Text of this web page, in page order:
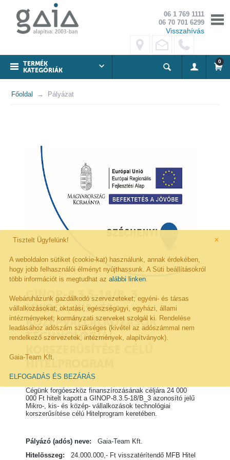
×
Tisztelt Ügyfelünk!
A weboldalon sütiket (cookie-kat) használunk, annak érdekében,
hogy jobb felhasználói élményt nyújthassunk. A Süti beállításokról
több információt is megtudhat az alábbi linken
Webáruházunk gazdálkodó szervezeteket; egyéni- és társas
vállalkozásokat; oktatási, egészségügyi, egyházi, állami
intézményeket; kormányzati szerveket szolgál ki. Rendelése
leadásához adószám szükséges (kivétel az adószámmal nem
rendelkező szervezetek, intézmények, alapítványok).
Gaia-Team Kft.
ELFOGADÁS ÉS BEZÁRÁS
06 1 769 1111
06 70 701 6299
Visszahívás
TERMÉK
KATEGÓRIÁK
0
Főoldal Pályázat
GINOP-8.3.5-18/B_3
MIKRO-, KIS- ÉS
KÖZÉPVÁLLALKOZÁSOK
TECHNOLÓGIAI
HITELPROGRAM
Cégünk forgóeszköz finanszírozásának céljára 24 000
000 Ft hitelt kapott a GINOP-8.3.5-18/B_3 azonosító jelű
Mikro-, kis- és közép- vállalkozások technológiai
korszerűsítése célú Hitelprogram keretében.
Pályázó (adós) neve: Gaia-Team Kft.
Hitelösszeg: 24.000.000,- Ft visszatérítendő MFB Hitel